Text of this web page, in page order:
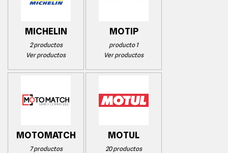
MICHELIN
2 productos
Ver productos
MOTIP
producto 1
Ver productos
MOTOMATCH
7 productos
MOTUL
20 productos